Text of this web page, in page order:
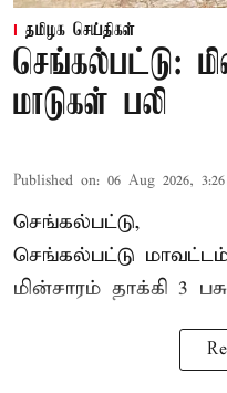
தமிழக செய்திகள்
செங்கல்பட்டு:
மாடுகள் பலி
Published on: 06 Aug 2026,
செங்கல்பட்டு,
செங்கல்பட்டு
மின்சாரம் தாக்கி 3 பசு